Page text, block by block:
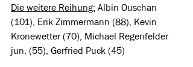
Die weitere Reihung: Albin Ouschan
(101), Erik Zimmermann (88), Kevin
Kronewetter (70), Michael Regenfelder
jun. (55), Gerfried Puck (45)